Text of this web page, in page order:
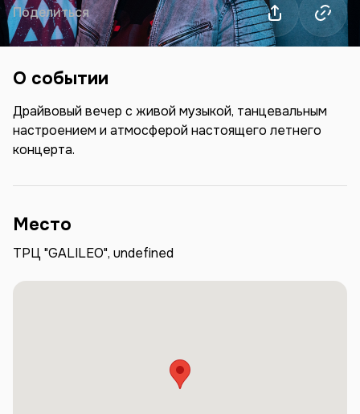
Поделиться
О событии
Драйвовый вечер с живой музыкой, танцевальным
настроением и атмосферой настоящего летнего
концерта.
Место
ТРЦ "GALILEO", undefined